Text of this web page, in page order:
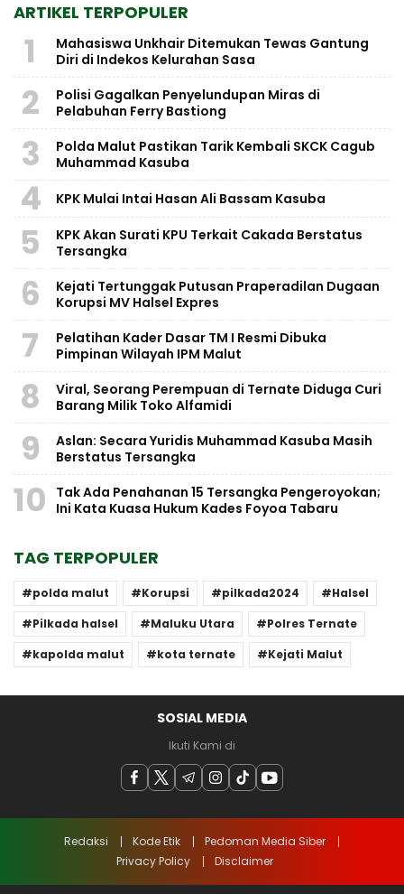
ARTIKEL TERPOPULER
1
Mahasiswa Unkhair Ditemukan Tewas Gantung
Diri di Indekos Kelurahan Sasa
2
Polisi Gagalkan Penyelundupan Miras di
Pelabuhan Ferry Bastiong
3
Polda Malut Pastikan Tarik Kembali SKCK Cagub
Muhammad Kasuba
4 KPK Mulai Intai Hasan Ali Bassam Kasuba
5
KPK Akan Surati KPU Terkait Cakada Berstatus
Tersangka
6
Kejati Tertunggak Putusan Praperadilan Dugaan
Korupsi MV Halsel Expres
7
Pelatihan Kader Dasar TM I Resmi Dibuka
Pimpinan Wilayah IPM Malut
8
Viral, Seorang Perempuan di Ternate Diduga Curi
Barang Milik Toko Alfamidi
9
Aslan: Secara Yuridis Muhammad Kasuba Masih
Berstatus Tersangka
10
Tak Ada Penahanan 15 Tersangka Pengeroyokan;
Ini Kata Kuasa Hukum Kades Foyoa Tabaru
TAG TERPOPULER
polda malut Korupsi pilkada2024
Halsel
Pilkada halsel
Maluku Utara
Polres Ternate
kapolda malut
kota ternate Kejati Malut
SOSIAL MEDIA
Ikuti Kami di
Redaksi Kode Etik
Pedoman Media Siber
Privacy Policy
Disclaimer